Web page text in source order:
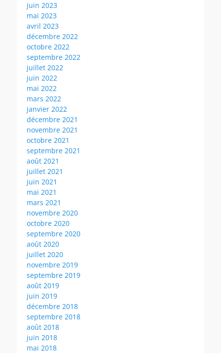
juin 2023
mai 2023
avril 2023
décembre 2022
octobre 2022
septembre 2022
juillet 2022
juin 2022
mai 2022
mars 2022
janvier 2022
décembre 2021
novembre 2021
octobre 2021
septembre 2021
août 2021
juillet 2021
juin 2021
mai 2021
mars 2021
novembre 2020
octobre 2020
septembre 2020
août 2020
juillet 2020
novembre 2019
septembre 2019
août 2019
juin 2019
décembre 2018
septembre 2018
août 2018
juin 2018
mai 2018